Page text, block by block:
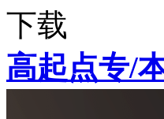
下载
高起点专/